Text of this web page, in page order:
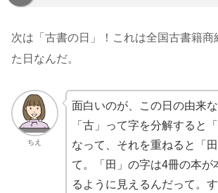
次は「古書の日」！これは全国古書籍商
た日なんだ。
ちえ
面白いのが、この日の由来な
「古」って字を分解すると
なって、それを重ねると「
て。「田」の字は4冊の本が
るように見えるんだって。